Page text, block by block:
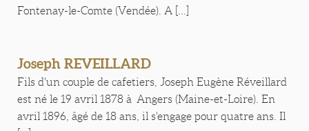
Fontenay-le-Comte (Vendée). A [...]
Joseph REVEILLARD
Fils d'un couple de cafetiers, Joseph Eugène Réveillard
est né le 19 avril 1878 à Angers (Maine-et-Loire). En
avril 1896, âgé de 18 ans, il s'engage pour quatre ans. Il